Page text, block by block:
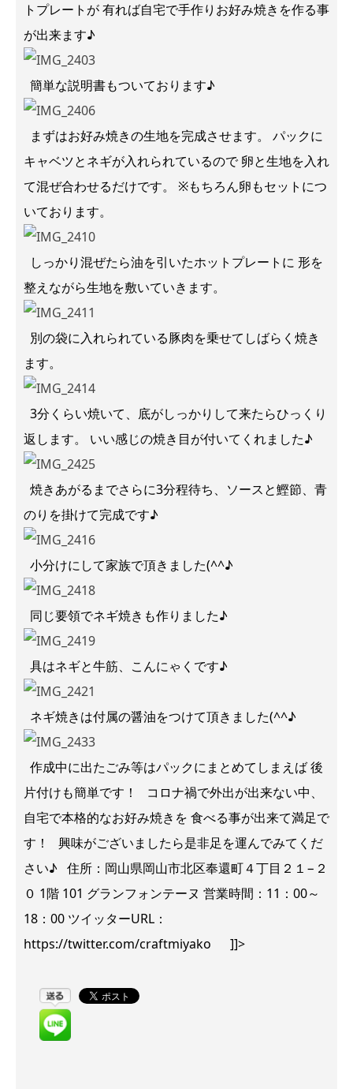
トプレートが 有れば自宅で手作りお好み焼きを作る事
が出来ます♪
簡単な説明書もついております♪
まずはお好み焼きの生地を完成させます。 パックに
キャベツとネギが入れられているので 卵と生地を入れ
て混ぜ合わせるだけです。 ※もちろん卵もセットにつ
いております。
しっかり混ぜたら油を引いたホットプレートに 形を
整えながら生地を敷いていきます。
別の袋に入れられている豚肉を乗せてしばらく焼き
ます。
3分くらい焼いて、底がしっかりして来たらひっくり
返します。 いい感じの焼き目が付いてくれました♪
焼きあがるまでさらに3分程待ち、ソースと鰹節、青
のりを掛けて完成です♪
小分けにして家族で頂きました(^^♪
同じ要領でネギ焼きも作りました♪
具はネギと牛筋、こんにゃくです♪
ネギ焼きは付属の醤油をつけて頂きました(^^♪
作成中に出たごみ等はパックにまとめてしまえば 後
片付けも簡単です！ コロナ禍で外出が出来ない中、
自宅で本格的なお好み焼きを 食べる事が出来て満足で
す！ 興味がございましたら是非足を運んでみてくだ
さい♪ 住所：岡山県岡山市北区奉還町４丁目２１−２
０ 1階 101 グランフォンテーヌ 営業時間：11：00～
18：00 ツイッターURL：
https://twitter.com/craftmiyako ]]>